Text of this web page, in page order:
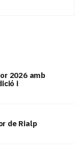
2026 amb
i
de Rialp